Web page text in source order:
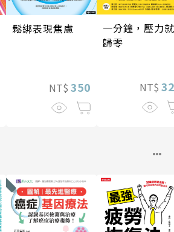
鬆綁表現焦慮
NT$ 350
一分鐘，壓力就
歸零
NT$